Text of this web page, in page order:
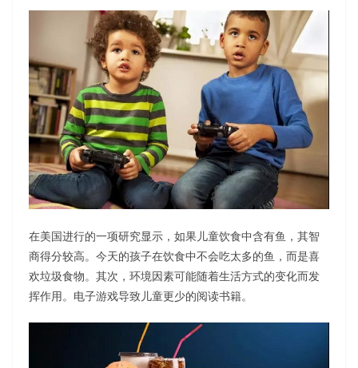
在美国进行的一项研究显示，如果儿童饮食中含有鱼，其智
商得分较高。今天的孩子在饮食中不会吃太多的鱼，而是喜
欢垃圾食物。其次，环境因素可能随着生活方式的变化而发
挥作用。电子游戏导致儿童更少的阅读书籍。